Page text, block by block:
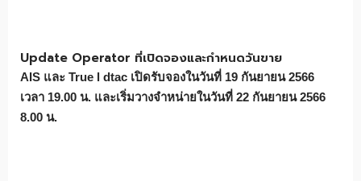
Update Operator ที่เปิดจองและกำหนดวันขาย
AIS และ True l dtac เปิดรับจองในวันที่ 19 กันยายน 2566
เวลา 19.00 น. และเริ่มวางจำหน่ายในวันที่ 22 กันยายน 2566
8.00 น.